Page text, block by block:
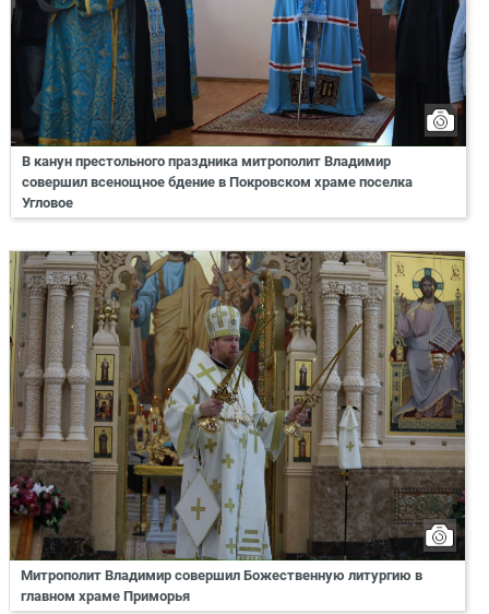
В канун престольного праздника митрополит Владимир
совершил всенощное бдение в Покровском храме поселка
Угловое
Митрополит Владимир совершил Божественную литургию в
главном храме Приморья